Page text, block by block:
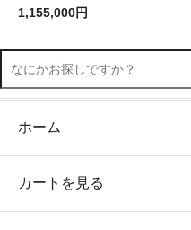
1,155,000円
ホーム
カートを見る